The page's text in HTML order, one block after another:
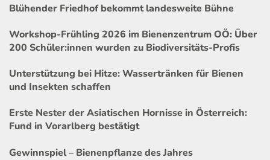
Blühender Friedhof bekommt landesweite Bühne
Workshop-Frühling 2026 im Bienenzentrum OÖ: Über
200 Schüler:innen wurden zu Biodiversitäts-Profis
Unterstützung bei Hitze: Wassertränken für Bienen
und Insekten schaffen
Erste Nester der Asiatischen Hornisse in Österreich:
Fund in Vorarlberg bestätigt
Gewinnspiel – Bienenpflanze des Jahres